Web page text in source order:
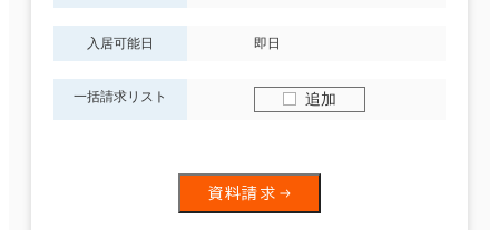
入居可能日 即日
一括請求リスト 追加
資料請求